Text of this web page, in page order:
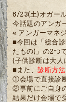
6/23(土)オガー
今話題のアンガ
« アンガーマネ
■今回は「総合
たもの)」の2つ
(子供診断は大人
■また、診断方
①会場で直接診
②事前にご自身
結果だけ会場で